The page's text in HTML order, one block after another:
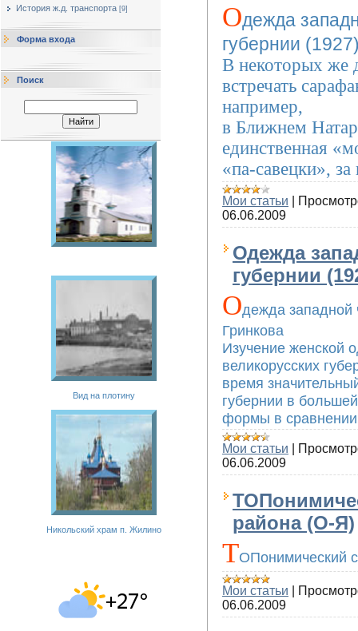
История ж.д. транспорта [9]
Форма входа
Поиск
Вид на плотину
Никольский храм п. Жилино
Одежда
губернии
В некоторых же
встречать
например,
в Ближнем
единственная
«па-савецки»,
Мои статьи
06.06.2009
Одежда
губернии
Одежда западной
Гринкова
Изучение женской
великорусских
время
губернии в
формы в
Мои статьи
06.06.2009
района (О-Я)
ТОПонимический
Мои статьи
06.06.2009